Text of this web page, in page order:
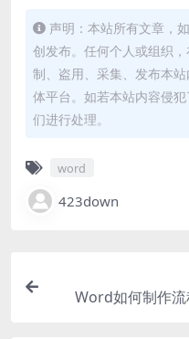
声明：本站所有文章，
创发布。任何个人或组织
制、盗用、采集、发布本
体平台。如若本站内容侵
们进行处理。
word
423down
Word如何制作